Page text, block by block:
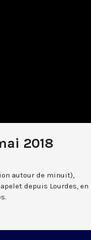
2018
autour de minuit),
depuis Lourdes, en